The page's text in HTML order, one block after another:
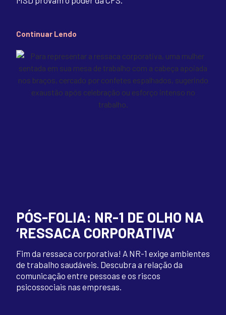
Continuar Lendo
PÓS-FOLIA: NR-1 DE OLHO NA
‘RESSACA CORPORATIVA’
Fim da ressaca corporativa! A NR-1 exige ambientes
de trabalho saudáveis. Descubra a relação da
comunicação entre pessoas e os riscos
psicossociais nas empresas.